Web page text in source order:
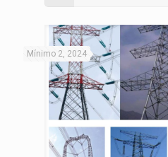
Mínimo 2, 2024